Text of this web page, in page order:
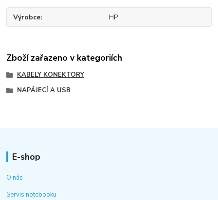
Výrobce HP
Zboží zařazeno v kategoriích
KABELY KONEKTORY
NAPÁJECÍ A USB
E-shop
O nás
Servis notebooku